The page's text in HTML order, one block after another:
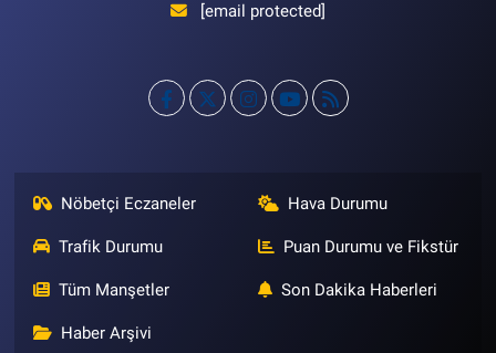
[email protected]
Nöbetçi Eczaneler Hava Durumu
Trafik Durumu Puan Durumu ve Fikstür
Tüm Manşetler Son Dakika Haberleri
Haber Arşivi